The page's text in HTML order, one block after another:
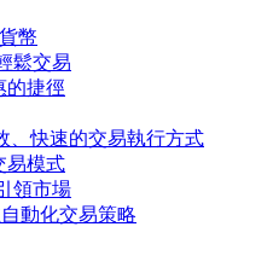
幣
鬆交易
的捷徑
、快速的交易執行方式
易模式
領市場
動化交易策略